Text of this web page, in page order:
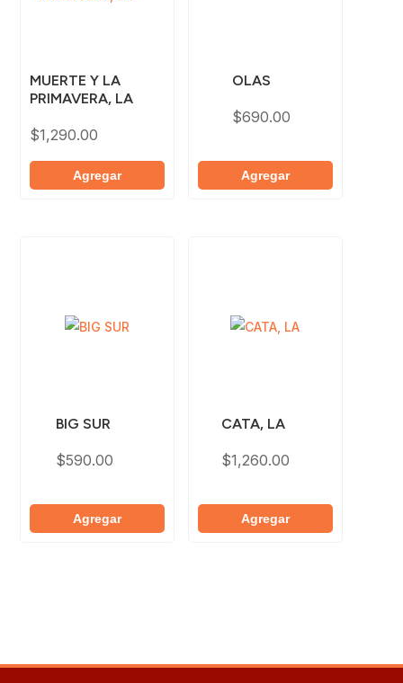
MUERTE Y LA
PRIMAVERA, LA
$1,290.00
Agregar
OLAS
$690.00
Agregar
BIG SUR
$590.00
Agregar
CATA, LA
$1,260.00
Agregar